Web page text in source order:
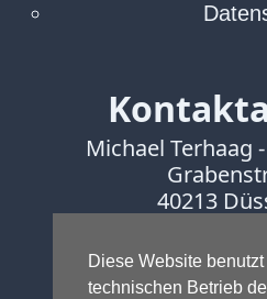
Diese Website
technischen Betrieb
Michael Terhaag
40213
Fax:0211-